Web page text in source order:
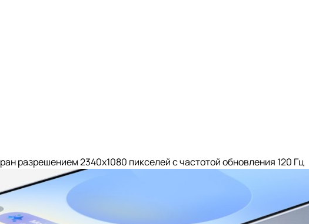
разрешением 2340x1080 пикселей с частотой обновления 120 Гц